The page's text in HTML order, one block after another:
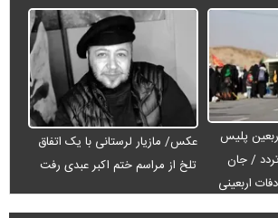
پلیس
تردد / جان
عکس/ مازیار لرستانی با یک اتفاق
تلخ از مراسم ختم اکبر عبدی رفت